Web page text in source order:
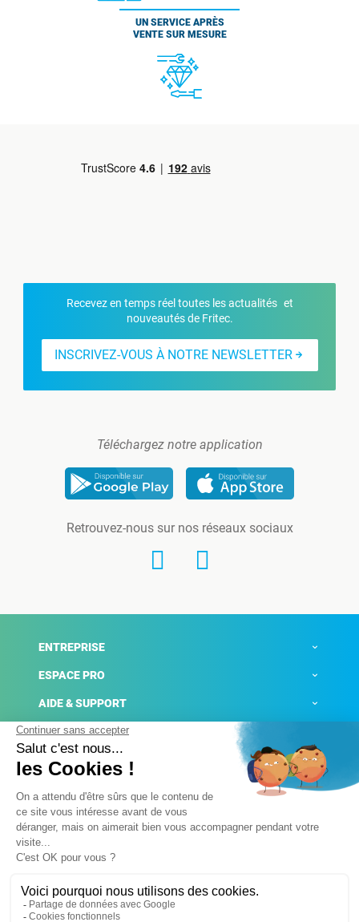
UN SERVICE APRÈS
VENTE SUR MESURE
Recevez en temps réel toutes les actualités et
nouveautés de Fritec.
INSCRIVEZ-VOUS À NOTRE NEWSLETTER
Téléchargez notre application
Retrouvez-nous sur nos réseaux sociaux
ENTREPRISE
ESPACE PRO
AIDE & SUPPORT
ACTUALITÉS
Mentions légales
Conditions générales de ventes